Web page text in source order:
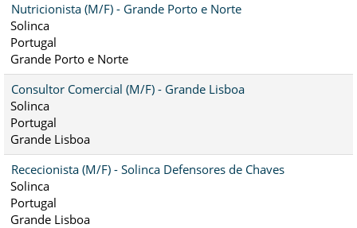
Nutricionista (M/F) - Grande Porto e Norte
Solinca
Portugal
Grande Porto e Norte
Consultor Comercial (M/F) - Grande Lisboa
Solinca
Portugal
Grande Lisboa
Rececionista (M/F) - Solinca Defensores de Chaves
Solinca
Portugal
Grande Lisboa